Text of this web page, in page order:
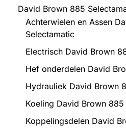
David Brown 885
Achterwielen en Assen
Selectamatic
Electrisch David Brown
Hef onderdelen David
Hydrauliek David Brown
Koeling David Brown
Koppelingsdelen David